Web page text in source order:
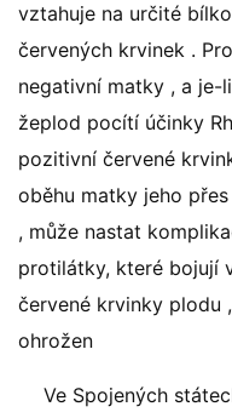
vztahuje na určité
červených krvinek .
negativní matky , a je-
žeplod pocítí účinky
pozitivní červené
oběhu matky jeho
, může nastat
protilátky, které bojují
červené krvinky plodu
ohrožen
Ve Spojených